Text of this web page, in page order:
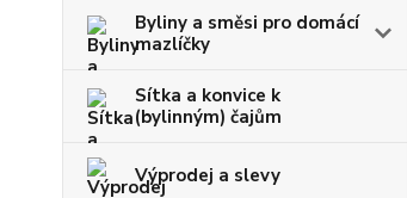
Byliny a směsi pro domácí
mazlíčky
Sítka a konvice k
(bylinným) čajům
Výprodej a slevy